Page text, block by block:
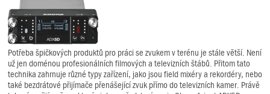
Potřeba špičkových produktů pro práci se zvukem v terénu je stále větší. Není
už jen doménou profesionálních filmových a televizních štábů. Přitom tato
technika zahrnuje různé typy zařízení, jako jsou field mixéry a rekordéry, nebo
také bezdrátové přijímače přenášející zvuk přímo do televizních kamer. Právě